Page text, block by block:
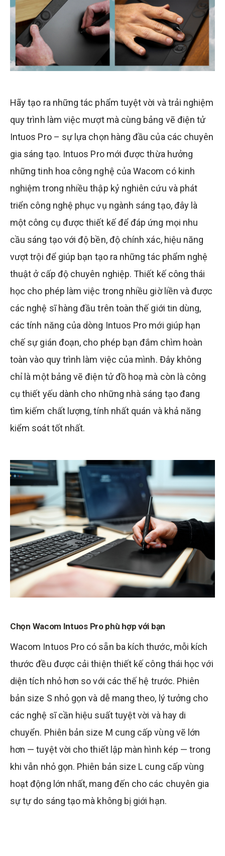
Hãy tạo ra những tác phẩm tuyệt vời và trải nghiệm
quy trình làm việc mượt mà cùng bảng vẽ điện tử
Intuos Pro – sự lựa chọn hàng đầu của các chuyên
gia sáng tạo. Intuos Pro mới được thừa hưởng
những tinh hoa công nghệ của Wacom có kinh
nghiệm trong nhiều thập kỷ nghiên cứu và phát
triển công nghệ phục vụ ngành sáng tạo, đây là
một công cụ được thiết kế để đáp ứng mọi nhu
cầu sáng tạo với độ bền, độ chính xác, hiệu năng
vượt trội để giúp bạn tạo ra những tác phẩm nghệ
thuật ở cấp độ chuyên nghiệp. Thiết kế công thái
học cho phép làm việc trong nhiều giờ liền và được
các nghệ sĩ hàng đầu trên toàn thế giới tin dùng,
các tính năng của dòng Intuos Pro mới giúp hạn
chế sự gián đoạn, cho phép bạn đắm chìm hoàn
toàn vào quy trình làm việc của mình. Đây không
chỉ là một bảng vẽ điện tử đồ hoạ mà còn là công
cụ thiết yếu dành cho những nhà sáng tạo đang
tìm kiếm chất lượng, tính nhất quán và khả năng
kiểm soát tốt nhất.
Chọn Wacom Intuos Pro phù hợp với bạn
Wacom Intuos Pro có sẵn ba kích thước, mỗi kích
thước đều được cải thiện thiết kế công thái học với
diện tích nhỏ hơn so với các thế hệ trước. Phiên
bản size S nhỏ gọn và dễ mang theo, lý tưởng cho
các nghệ sĩ cần hiệu suất tuyệt vời và hay di
chuyển. Phiên bản size M cung cấp vùng vẽ lớn
hơn — tuyệt vời cho thiết lập màn hình kép — trong
khi vẫn nhỏ gọn. Phiên bản size L cung cấp vùng
hoạt động lớn nhất, mang đến cho các chuyên gia
sự tự do sáng tạo mà không bị giới hạn.